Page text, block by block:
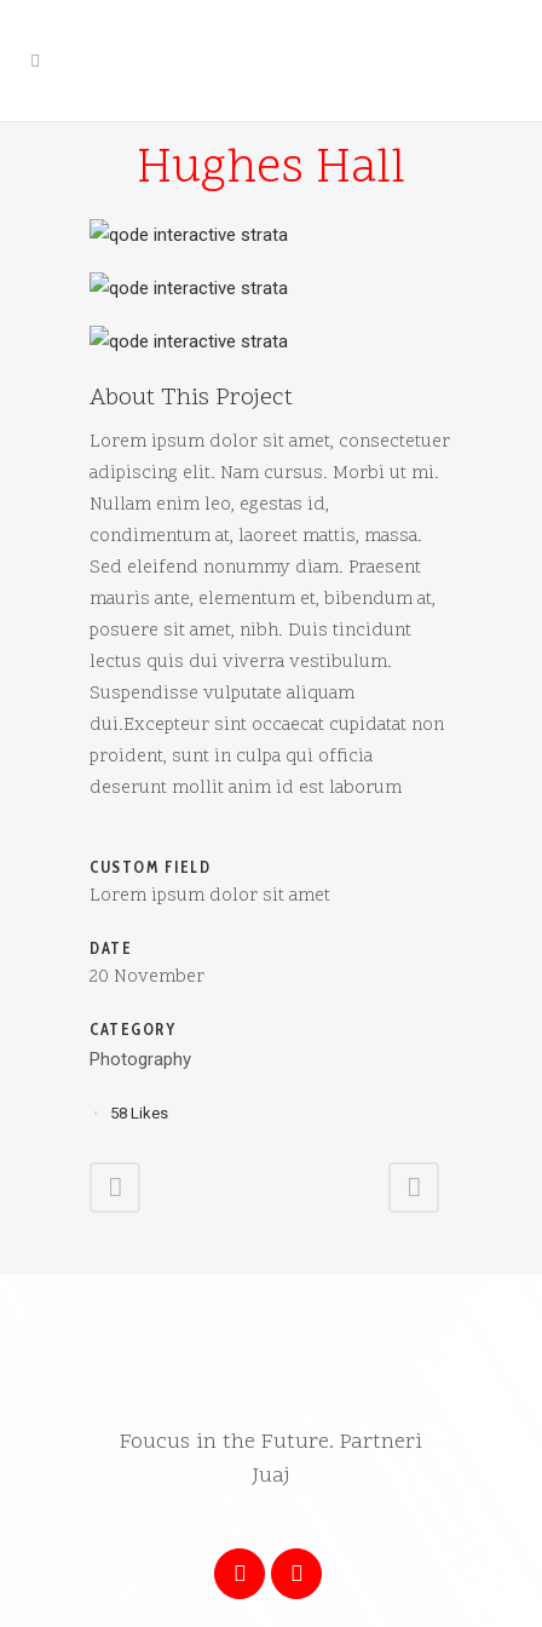
Hughes Hall
About This Project
Lorem ipsum dolor sit amet, consectetuer
adipiscing elit. Nam cursus. Morbi ut mi.
Nullam enim leo, egestas id,
condimentum at, laoreet mattis, massa.
Sed eleifend nonummy diam. Praesent
mauris ante, elementum et, bibendum at,
posuere sit amet, nibh. Duis tincidunt
lectus quis dui viverra vestibulum.
Suspendisse vulputate aliquam
dui.Excepteur sint occaecat cupidatat non
proident, sunt in culpa qui officia
deserunt mollit anim id est laborum
CUSTOM FIELD
Lorem ipsum dolor sit amet
DATE
20 November
CATEGORY
Photography
58 Likes
Foucus in the Future. Partneri
Juaj